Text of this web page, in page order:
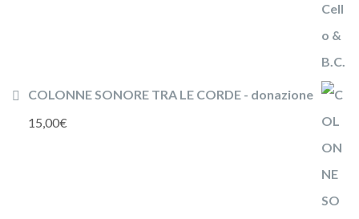
COLONNE SONORE TRA LE CORDE - donazione
15,00€